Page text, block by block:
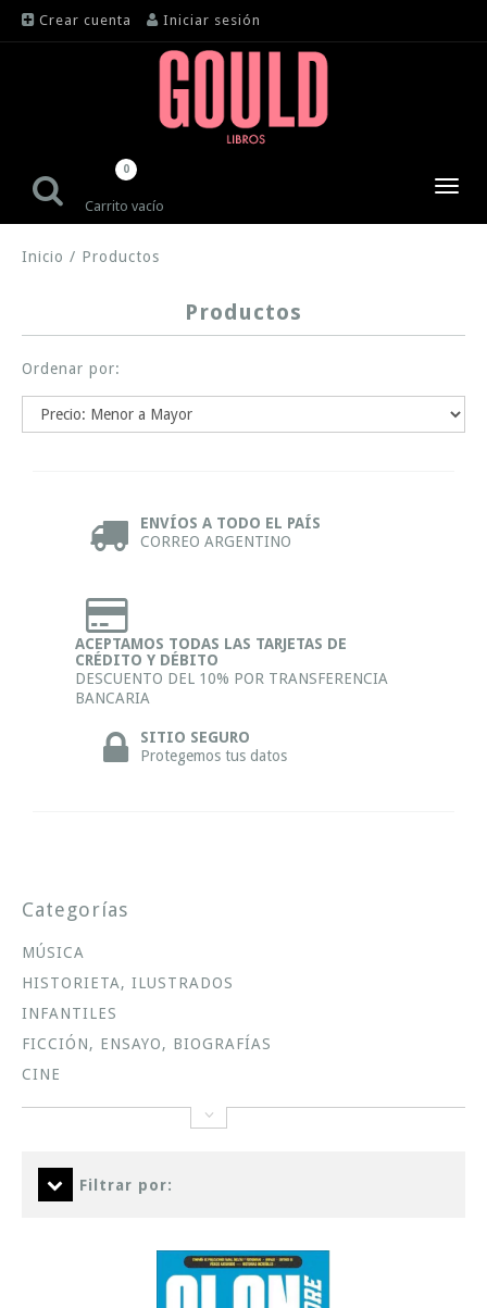
Crear cuenta Iniciar sesión
Carrito vacío
0
Inicio / Productos
Productos
Ordenar por:
ENVÍOS A TODO EL PAÍS
CORREO ARGENTINO
ACEPTAMOS TODAS LAS TARJETAS DE
CRÉDITO Y DÉBITO
DESCUENTO DEL 10% POR TRANSFERENCIA
BANCARIA
SITIO SEGURO
Protegemos tus datos
Categorías
MÚSICA
HISTORIETA, ILUSTRADOS
INFANTILES
FICCIÓN, ENSAYO, BIOGRAFÍAS
CINE
Filtrar por: